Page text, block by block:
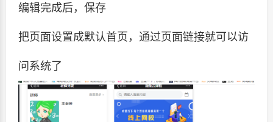
编辑完成后，保存
把页面设置成默认首页，通过页面链接就可以访
问系统了